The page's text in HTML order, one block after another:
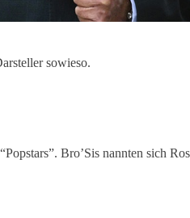
sowieso.
Bro’Sis nannten sich